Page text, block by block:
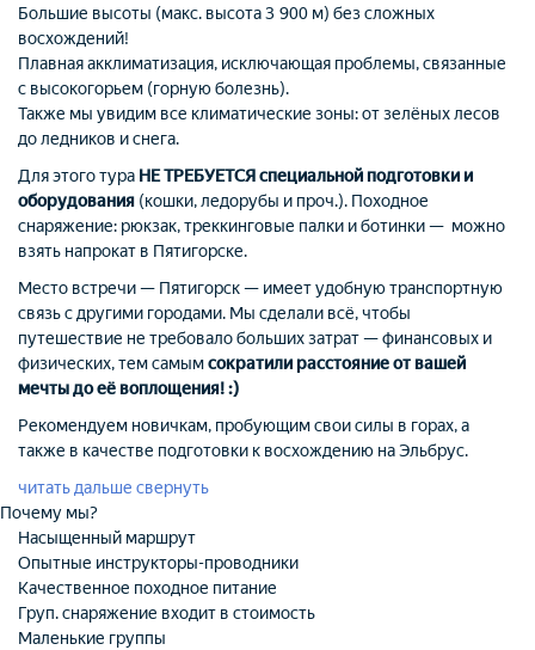
Большие высоты (макс. высота 3 900 м) без сложных
восхождений!
Плавная акклиматизация, исключающая проблемы, связанные
с высокогорьем (горную болезнь).
Также мы увидим все климатические зоны: от зелёных лесов
до ледников и снега.
Для этого тура НЕ ТРЕБУЕТСЯ специальной подготовки и
оборудования (кошки, ледорубы и проч.). Походное
снаряжение: рюкзак, треккинговые палки и ботинки — можно
взять напрокат в Пятигорске.
Место встречи — Пятигорск — имеет удобную транспортную
связь с другими городами. Мы сделали всё, чтобы
путешествие не требовало больших затрат — финансовых и
физических, тем самымсократили расстояние от вашей
мечты до её воплощения! :)
Рекомендуем новичкам, пробующим свои силы в горах, а
также в качестве подготовки к восхождению на Эльбрус.
читать дальше свернуть
Почему мы?
Насыщенный маршрут
Опытные инструкторы-проводники
Качественное походное питание
Груп. снаряжение входит в стоимость
Маленькие группы